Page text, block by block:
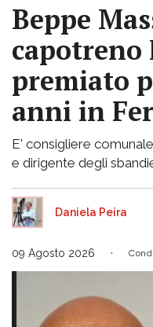
Beppe
capotreno
premiato
anni in
E' consigliere
e dirigente degli
Daniela Peira
09 Agosto 2026